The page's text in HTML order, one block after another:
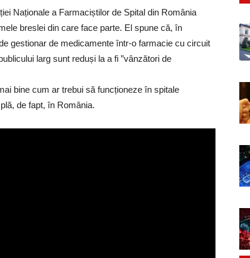
Naționale a Farmaciștilor de Spital din România
breslei din care face parte. El spune că, în
gestionar de medicamente într-o farmacie cu circuit
larg sunt reduși la a fi ”vânzători de
bine cum ar trebui să funcționeze în spitale
de fapt, în România.